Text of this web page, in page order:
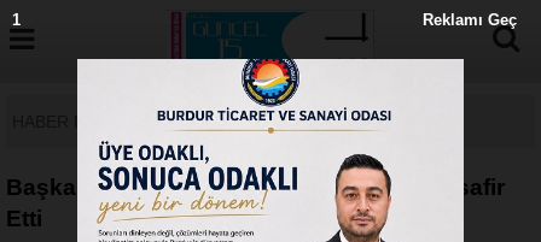
Reklamı Geç
1
Başkan Ercengiz Emekli Öğretmenleri Misafir
Etti